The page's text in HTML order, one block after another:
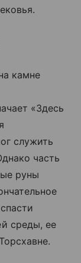
камне
«Здесь
служить
часть
руны
среды, ее